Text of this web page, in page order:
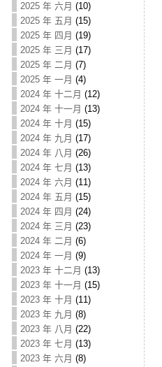
2025 年 六月 (10)
2025 年 五月 (15)
2025 年 四月 (19)
2025 年 三月 (17)
2025 年 二月 (7)
2025 年 一月 (4)
2024 年 十二月 (12)
2024 年 十一月 (13)
2024 年 十月 (15)
2024 年 九月 (17)
2024 年 八月 (26)
2024 年 七月 (13)
2024 年 六月 (11)
2024 年 五月 (15)
2024 年 四月 (24)
2024 年 三月 (23)
2024 年 二月 (6)
2024 年 一月 (9)
2023 年 十二月 (13)
2023 年 十一月 (15)
2023 年 十月 (11)
2023 年 九月 (8)
2023 年 八月 (22)
2023 年 七月 (13)
2023 年 六月 (8)